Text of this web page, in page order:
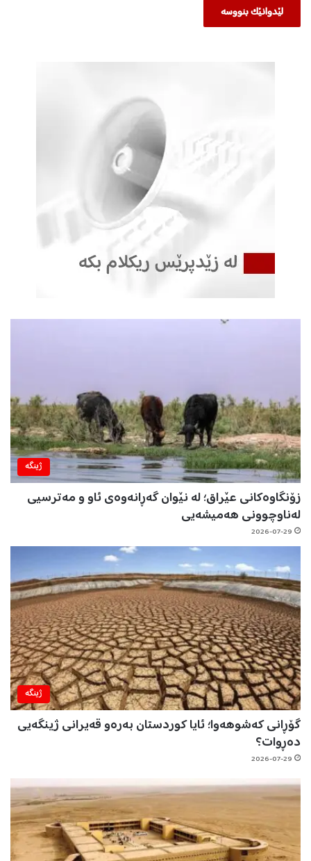
ژینگه‌
زۆنگاوەکانی عێراق؛ لە نێوان گەڕانەوەی ئاو و مەترسیی
لەناوچوونی هەمیشەیی
2026-07-29
ژینگه‌
گۆڕانی کەشوهەوا؛ ئایا کوردستان بەرەو قەیرانی ژینگەیی
دەڕوات؟
2026-07-29